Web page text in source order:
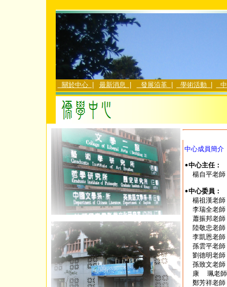
中心成員簡介
•中心主任：
楊自平老師
•中心委員：
楊祖漢老師
李瑞全老
蕭振邦老師
陸敬忠老師
李凱恩老師
孫雲平老師
劉德明老師
孫致文老師
康  珮老師
鄭芳祥老師